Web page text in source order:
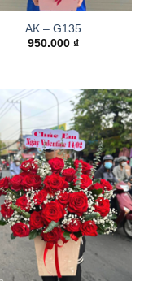
AK – G135
950.000 ₫